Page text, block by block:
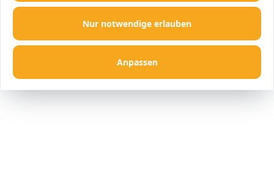
Nur notwendige erlauben
Anpassen